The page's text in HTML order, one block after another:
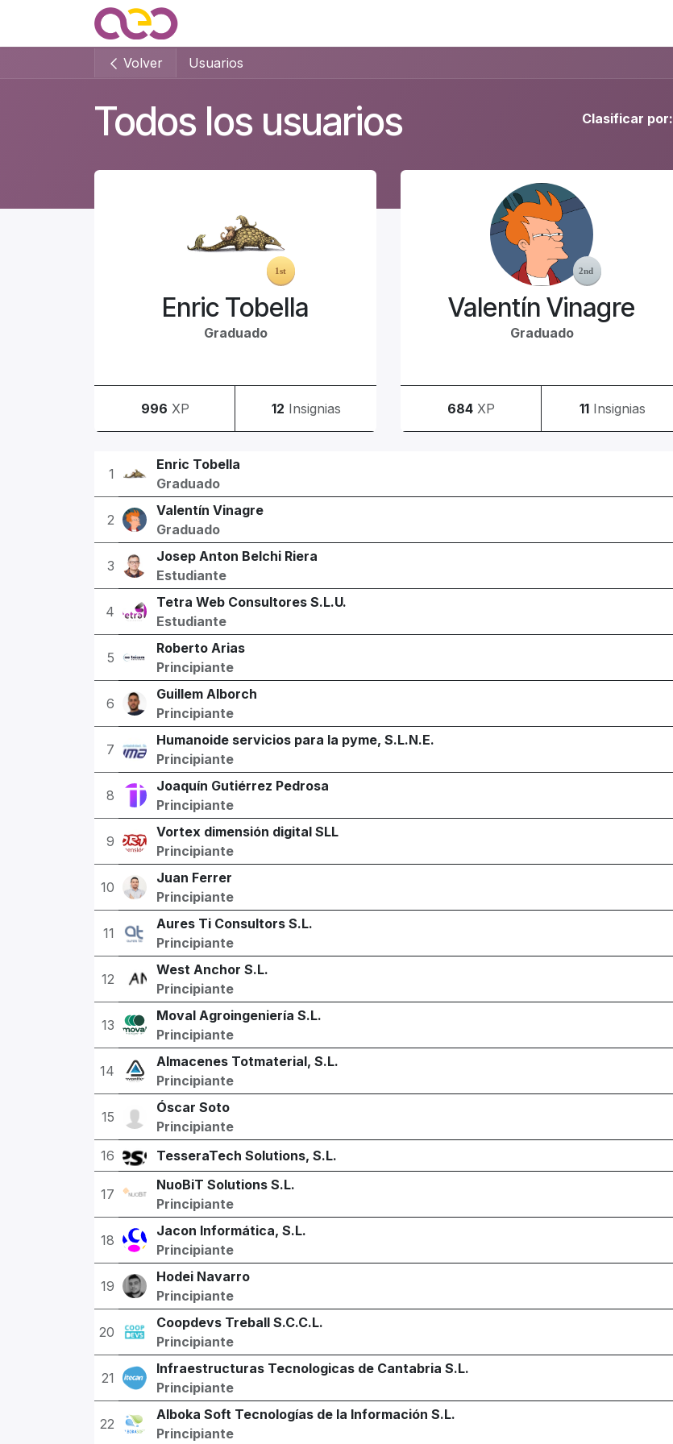
Volver Usuarios
Todos los usuarios Clasificar por:
Enric Tobella
Graduado
996 XP 12 Insignias
Valentín Vinagre
Graduado
684 XP 11 Insignias
1
Enric Tobella
Graduado
2
Valentín Vinagre
Graduado
3
Josep Anton Belchi Riera
Estudiante
4
Tetra Web Consultores S.L.U.
Estudiante
5
Roberto Arias
Principiante
6
Guillem Alborch
Principiante
7
Humanoide servicios para la pyme, S.L.N.E.
Principiante
8
Joaquín Gutiérrez Pedrosa
Principiante
9
Vortex dimensión digital SLL
Principiante
10
Juan Ferrer
Principiante
11
Aures Ti Consultors S.L.
Principiante
12
West Anchor S.L.
Principiante
13
Moval Agroingeniería S.L.
Principiante
14
Almacenes Totmaterial, S.L.
Principiante
15
Óscar Soto
Principiante
16 TesseraTech Solutions, S.L.
17
NuoBiT Solutions S.L.
Principiante
18
Jacon Informática, S.L.
Principiante
19
Hodei Navarro
Principiante
20
Coopdevs Treball S.C.C.L.
Principiante
21
Infraestructuras Tecnologicas de Cantabria S.L.
Principiante
22
Alboka Soft Tecnologías de la Información S.L.
Principiante